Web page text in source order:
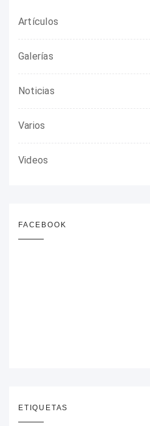
Artículos
Galerías
Noticias
Varios
Videos
FACEBOOK
ETIQUETAS